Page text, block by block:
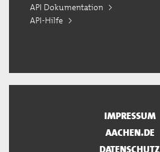
API Dokumentation
API-Hilfe
IMPRESSUM
AACHEN.DE
DATENSCHUTZ